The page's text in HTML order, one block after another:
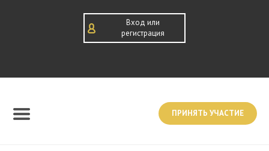
Вход или
регистрация
ПРИНЯТЬ УЧАСТИЕ